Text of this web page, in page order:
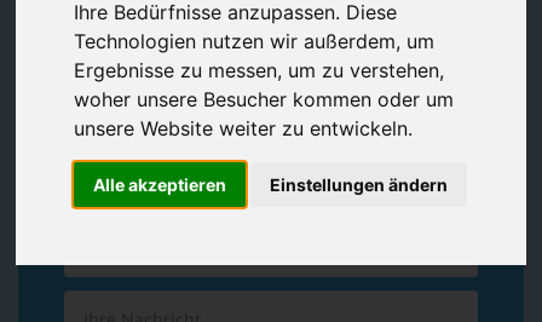
Ihre Bedürfnisse anzupassen. Diese
Technologien nutzen wir außerdem, um
Ergebnisse zu messen, um zu verstehen,
woher unsere Besucher kommen oder um
unsere Website weiter zu entwickeln.
Alle akzeptieren Einstellungen ändern
Vereinbaren Sie einenRückruf
Hinterlassen Sie uns gern eine persönliche Nachricht.